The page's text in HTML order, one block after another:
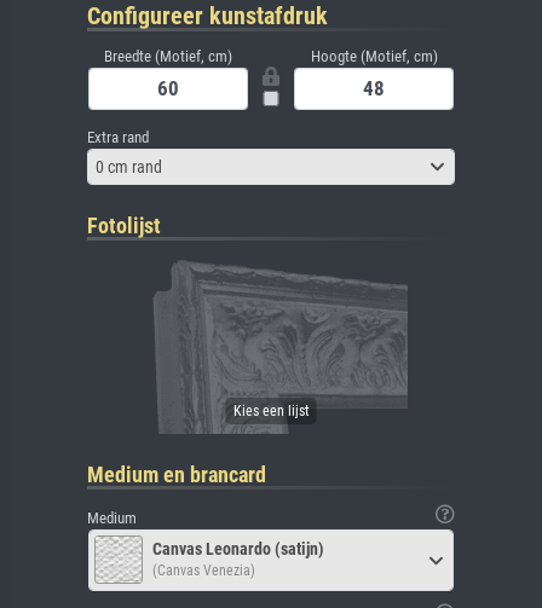
Configureer kunstafdruk
Breedte (Motief, cm) Hoogte (Motief, cm)
Extra rand
0 cm rand
Fotolijst
Medium en brancard
Medium
Canvas Leonardo (satijn)
(Canvas Venezia)